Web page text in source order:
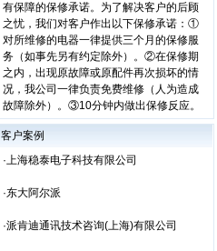
有保障的保修承诺。为了解决客户的后顾
之忧，我们对客户作出以下保修承诺：①
对所维修的电器一律提供三个月的保修服
务（如事先另有约定除外）。②在保修期
之内，出现原故障或原配件再次损坏的情
况，我公司一律负责免费维修（人为造成
故障除外）。③10分钟内做出保修反应。
客户案例
·上海稳泰电子科技有限公司
·东大阿尔派
·派肯迪通讯技术咨询(上海)有限公司